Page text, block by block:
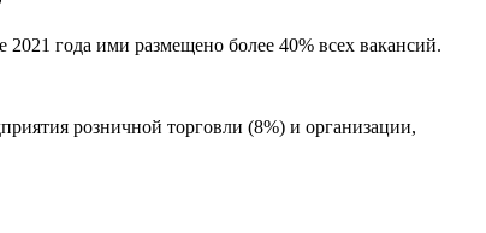
года ими размещено более 40% всех вакансий.
розничной торговли (8%) и организации,